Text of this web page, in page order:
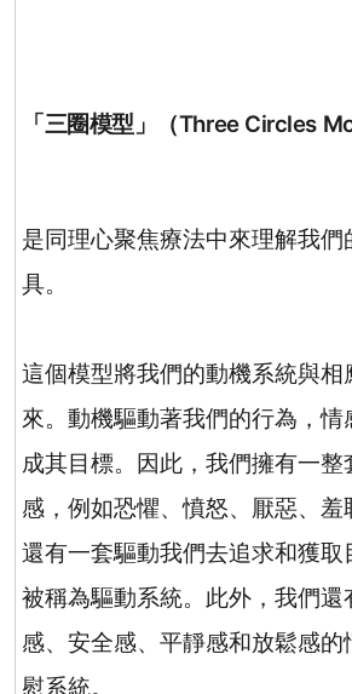
「三圈模型」（Three Circles
是同理心聚焦療法中來理解我們
具。
這個模型將我們的動機系統與相
來。動機驅動著我們的行為，情
成其目標。因此，我們擁有一
感，例如恐懼、憤怒、厭惡、羞
還有一套驅動我們去追求和獲取
被稱為驅動系統。此外，我們還
感、安全感、平靜感和放鬆感
慰系統。